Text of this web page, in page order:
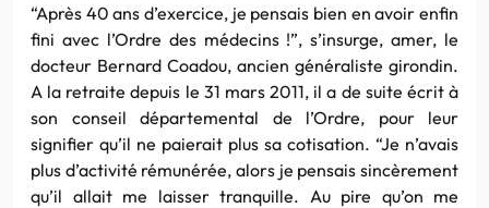
“Après 40 ans d’exercice, je pensais bien en avoir enfin
fini avec l’Ordre des médecins !”, s’insurge, amer, le
docteur Bernard Coadou, ancien généraliste girondin.
A la retraite depuis le 31 mars 2011, il a de suite écrit à
son conseil départemental de l’Ordre, pour leur
signifier qu’il ne paierait plus sa cotisation. “Je n’avais
plus d’activité rémunérée, alors je pensais sincèrement
qu’il allait me laisser tranquille. Au pire qu’on me